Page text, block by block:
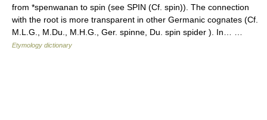
from *spenwanan to spin (see SPIN (Cf. spin)). The connection
with the root is more transparent in other Germanic cognates (Cf.
M.L.G., M.Du., M.H.G., Ger. spinne, Du. spin spider ). In… …
Etymology dictionary